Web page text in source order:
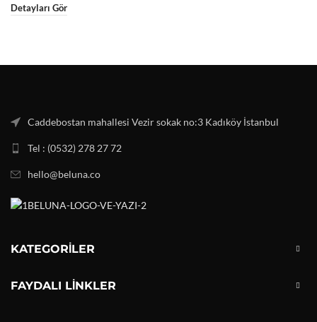
Detayları Gör
Caddebostan mahallesi Vezir sokak no:3 Kadıköy İstanbul
Tel : (0532) 278 27 72
hello@beluna.co
KATEGORILER
FAYDALI LINKLER